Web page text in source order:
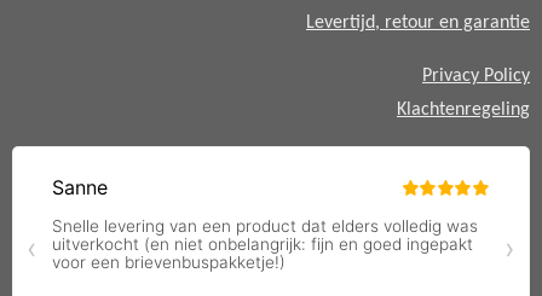
Levertijd, retour en garantie
Privacy Policy
Klachtenregeling